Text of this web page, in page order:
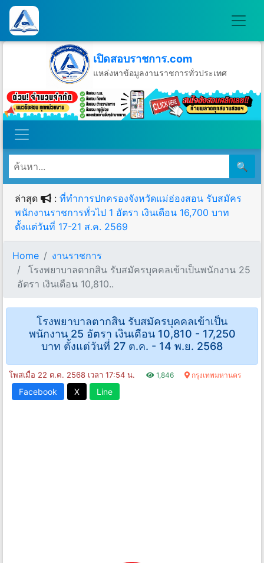
เปิดสอบราชการ.com
แหล่งหาข้อมูลงานราชการทั่วประเทศ
วันอาทิตย์ที่ 9 เดือนสิงหาคม พ.ศ.2569
🔍
ล่าสุด : ที่ทำการปกครองจังหวัดแม่ฮ่องสอน รับสมัคร
พนักงานราชการทั่วไป 1 อัตรา เงินเดือน 16,700 บาท
ตั้งแต่วันที่ 17-21 ส.ค. 2569
Home
งานราชการ
โรงพยาบาลตากสิน รับสมัครบุคคลเข้าเป็นพนักงาน 25
อัตรา เงินเดือน 10,810..
โรงพยาบาลตากสิน รับสมัครบุคคลเข้าเป็น
พนักงาน 25 อัตรา เงินเดือน 10,810 - 17,250
บาท ตั้งแต่วันที่ 27 ต.ค. - 14 พ.ย. 2568
โพสเมื่อ 22 ต.ค. 2568 เวลา 17:54 น. 1,846 กรุงเทพมหานคร
Facebook X Line